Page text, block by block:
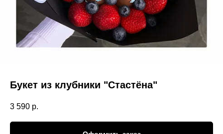
Букет из клубники "Стастёна"
3 590 р.